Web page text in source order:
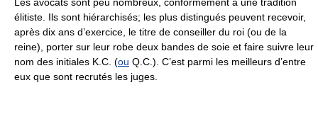
Les avocats sont peu nombreux, conformément à une tradition
élitiste. Ils sont hiérarchisés; les plus distingués peuvent recevoir,
après dix ans d’exercice, le titre de conseiller du roi (ou de la
reine), porter sur leur robe deux bandes de soie et faire suivre leur
nom des initiales K.C. (ou Q.C.). C’est parmi les meilleurs d’entre
eux que sont recrutés les juges.